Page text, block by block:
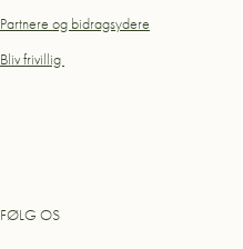
Partnere og bidragsydere
Bliv frivillig
FØLG OS